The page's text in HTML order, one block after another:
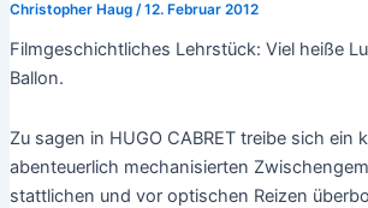
Christopher Haug /12. Februar 2012
Filmgeschichtliches Lehrstück: Viel heiße
Ballon.
Zu sagen in HUGO CABRET treibe sich ein
abenteuerlich mechanisierten
stattlichen und vor optischen Reizen